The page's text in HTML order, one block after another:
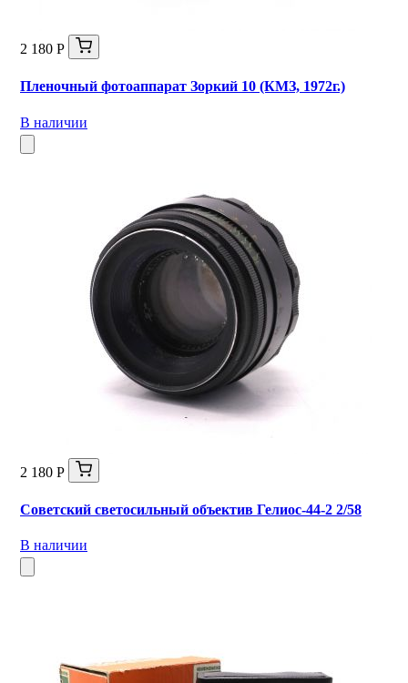
2 180 Р
Пленочный фотоаппарат Зоркий 10 (КМЗ, 1972г.)
В наличии
2 180 Р
Советский светосильный объектив Гелиос-44-2 2/58
В наличии